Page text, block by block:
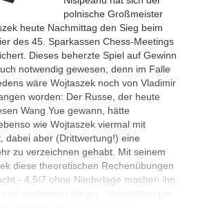
polnische Großmeister
heute Nachmittag den Sieg beim
des 45. Sparkassen Chess-Meetings
Dieses beherzte Spiel auf Gewinn
notwendig gewesen, denn im Falle
wäre Wojtaszek noch von Vladimir
worden: Der Russe, der heute
Wang Yue gewann, hätte
wie Wojtaszek viermal mit
dabei aber (Drittwertung!) eine
zu verzeichnen gehabt. Mit seinem
diese theoretischen Rechenübungen
- 4,5/7 ohne Niederlage machen ihn